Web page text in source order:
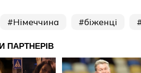
Німеччина біженці